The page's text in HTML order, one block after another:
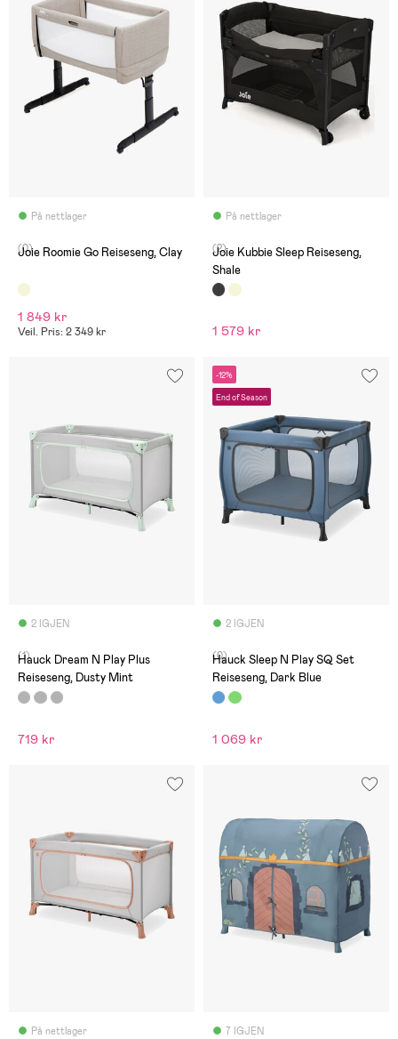
På nettlager
(0)
Joie Roomie Go Reiseseng, Clay
1 849 kr
Veil. Pris: 2 349 kr
På nettlager
(2)
Joie Kubbie Sleep Reiseseng,
Shale
1 579 kr
2 IGJEN
(1)
Hauck Dream N Play Plus
Reiseseng, Dusty Mint
719 kr
-12%
End of Season
2 IGJEN
(0)
Hauck Sleep N Play SQ Set
Reiseseng, Dark Blue
1 069 kr
På nettlager 7 IGJEN